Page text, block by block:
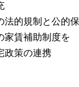
法的規制と公的
家賃補助制度を
政策の連携